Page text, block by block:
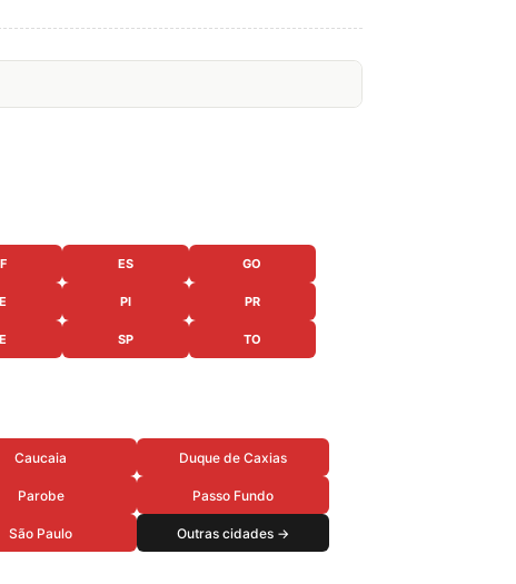
ES GO
PI PR
SP TO
Caucaia Duque de Caxias
Parobe Passo Fundo
São Paulo Outras cidades →